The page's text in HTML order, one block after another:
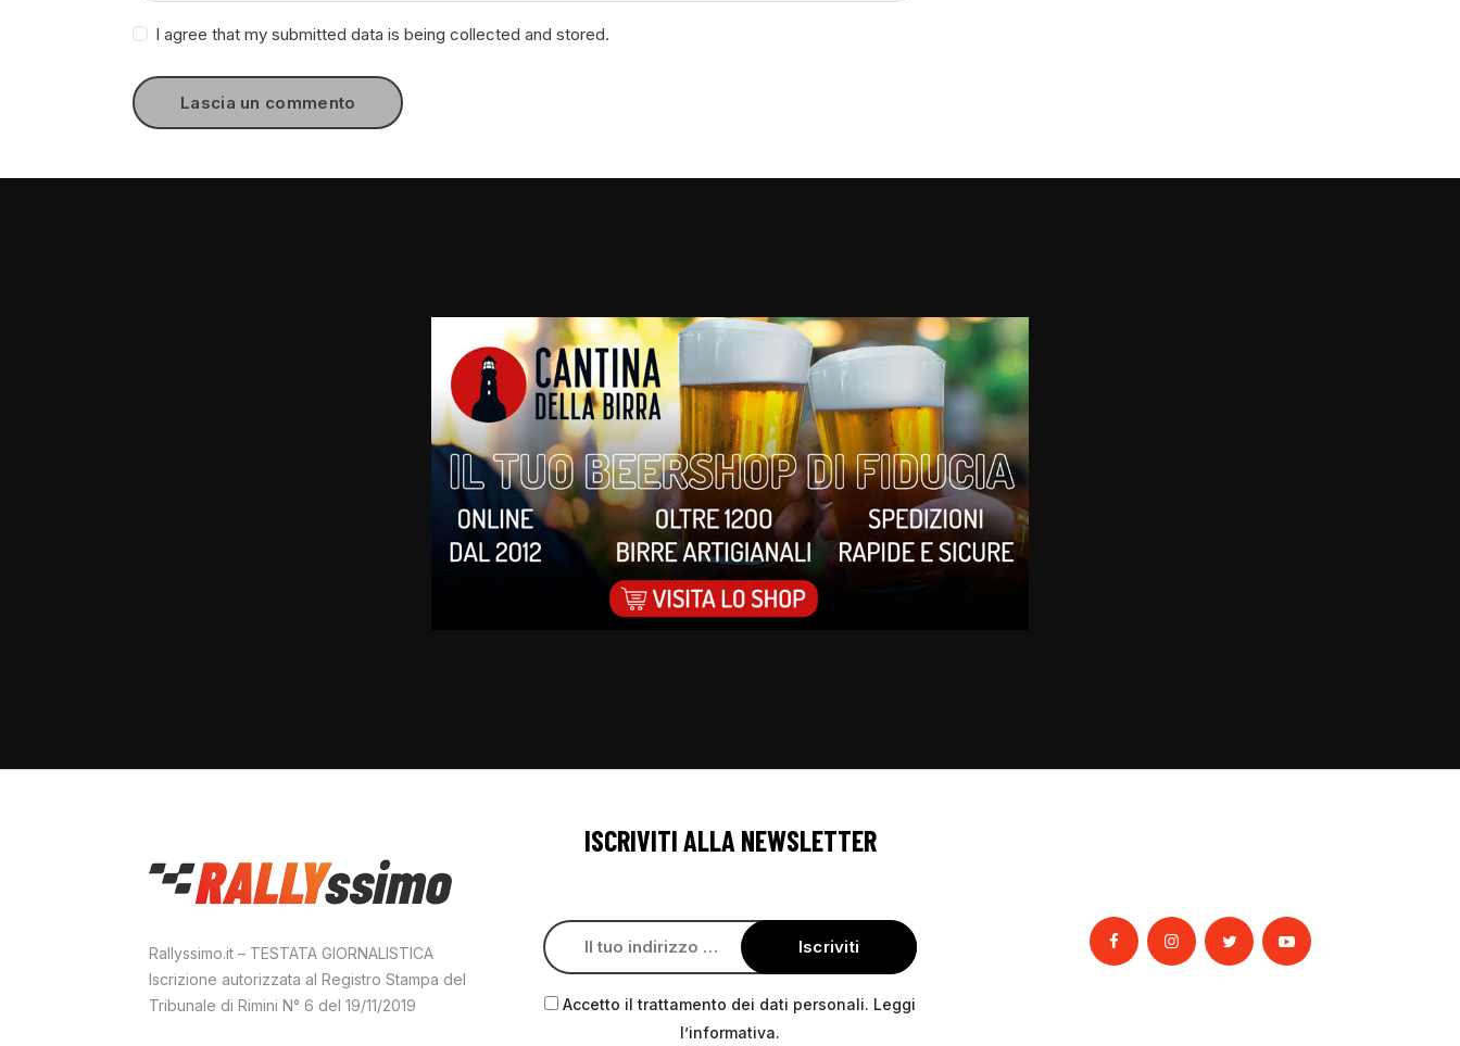
I agree that my submitted data is being collected and stored.
Rallyssimo.it – TESTATA GIORNALISTICA
Iscrizione autorizzata al Registro Stampa del
Tribunale di Rimini N° 6 del 19/11/2019
ISCRIVITI ALLA NEWSLETTER
Accetto il trattamento dei dati personali. Leggi
l’informativa.